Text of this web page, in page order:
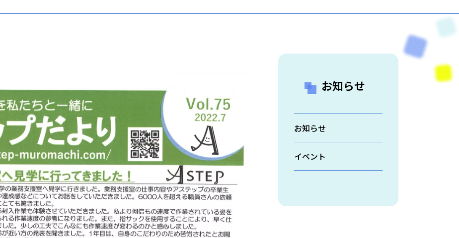
お知らせ
お知らせ
イベント